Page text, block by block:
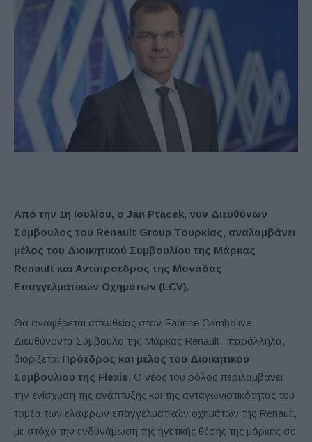
Από την 1η Ιουλίου, ο Jan Ptacek, νυν Διευθύνων
Σύμβουλος του Renault Group Τουρκίας, αναλαμβάνει
μέλος του Διοικητικού Συμβουλίου της Μάρκας
Renault και Αντιπρόεδρος της Μονάδας
Επαγγελματικών Οχημάτων (LCV).
Θα αναφέρεται απευθείας στον Fabrice Cambolive,
Διευθύνοντα Σύμβουλο της Μάρκας Renault –παράλληλα,
διορίζεται Πρόεδρος και μέλος του Διοικητικού
Συμβουλίου της Flexis. Ο νέος του ρόλος περιλαμβάνει
την ενίσχυση της ανάπτυξης και της ανταγωνιστικότητας του
τομέα των ελαφρών επαγγελματικών οχημάτων της Renault,
με στόχο την ενδυνάμωση της ηγετικής θέσης της μάρκας σε